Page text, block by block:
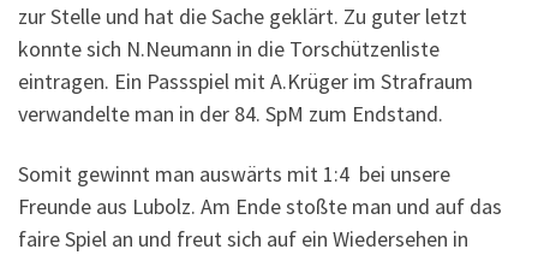
zur Stelle und hat die Sache geklärt. Zu guter letzt
konnte sich N.Neumann in die Torschützenliste
eintragen. Ein Passspiel mit A.Krüger im Strafraum
verwandelte man in der 84. SpM zum Endstand.
Somit gewinnt man auswärts mit 1:4 bei unsere
Freunde aus Lubolz. Am Ende stoßte man und auf das
faire Spiel an und freut sich auf ein Wiedersehen in